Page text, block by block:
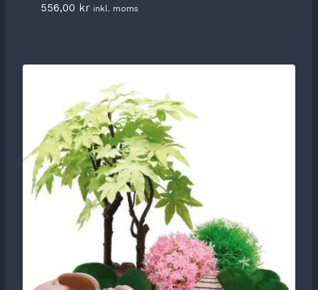
556,00 kr inkl. moms